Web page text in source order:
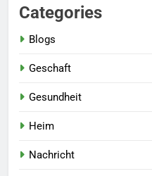
Categories
Blogs
Geschaft
Gesundheit
Heim
Nachricht